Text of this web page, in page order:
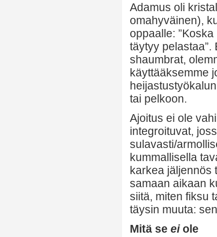
Adamus oli
omahyväinen),
oppaalle:
täytyy pelastaa”.
shaumbrat,
käyttääksemme
tai pelkoon.
Ajoitus ei ole
integroituvat,
sulavasti/
kummallisella
karkea jäljennös
samaan aikaan
siitä, miten fiksu
täysin muuta:
Mitä se eiole